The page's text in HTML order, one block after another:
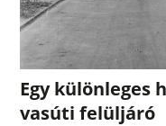
Egy különleges
vasúti felüljáró